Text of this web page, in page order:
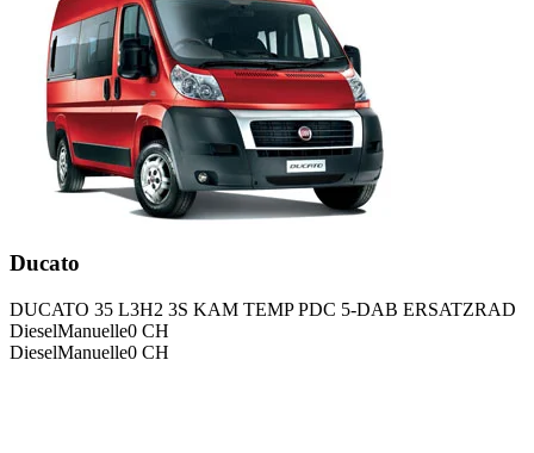
Ducato
DUCATO 35 L3H2 3S KAM TEMP PDC 5-DAB ERSATZRAD
DieselManuelle0 CH
DieselManuelle0 CH